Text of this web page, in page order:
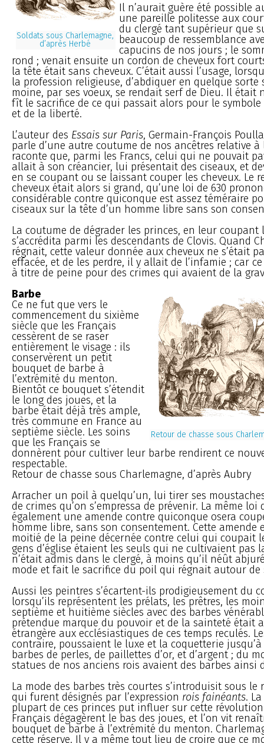
Soldats sous Charlemagne,
d’après Herbé
Il n’aurait guère été possible
une pareille politesse aux
du clergé tant supérieur que
beaucoup de ressemblance
capucins de nos jours ; le
rond ; venait ensuite un cordon de cheveux fort
la tête était sans cheveux. C’était aussi l’usage,
la profession religieuse, d’abdiquer en quelque sorte
moine, par ses voeux, se rendait serf de Dieu. Il était
fît le sacrifice de ce qui passait alors pour le
et de la liberté.
L’auteur des Essais sur Paris, Germain-François
parle d’une autre coutume de nos ancêtres relative
raconte que, parmi les Francs, celui qui ne pouvait
allait à son créancier, lui présentait des ciseaux, et
en se coupant ou se laissant couper les cheveux. Le
cheveux était alors si grand, qu’une loi de 630
considérable contre quiconque est assez téméraire
ciseaux sur la tête d’un homme libre sans son
La coutume de dégrader les princes, en leur coupant
s’accrédita parmi les descendants de Clovis. Quand
régnait, cette valeur donnée aux cheveux ne s’était
effacée, et de les perdre, il y allait de l’infamie ; car
à titre de peine pour des crimes qui avaient de la
Retour de chasse sous
Barbe
Ce ne fut que vers le
commencement du sixième
siècle que les Français
cessèrent de se raser
entièrement le visage : ils
conservèrent un petit
bouquet de barbe à
l’extrémité du menton.
Bientôt ce bouquet s’étendit
le long des joues, et la
barbe était déjà très ample,
très commune en France au
septième siècle. Les soins
que les Français se
donnèrent pour cultiver leur barbe rendirent ce
respectable.
Retour de chasse sous Charlemagne, d’après Aubry
Arracher un poil à quelqu’un, lui tirer ses
de crimes qu’on s’empressa de prévenir. La même loi
également une amende contre quiconque osera
homme libre, sans son consentement. Cette amende
moitié de la peine décernée contre celui qui coupait
gens d’église étaient les seuls qui ne cultivaient pas
n’était admis dans le clergé, à moins qu’il néût
mode et fait le sacrifice du poil qui régnait autour de
Aussi les peintres s’écartent-ils prodigieusement du
lorsqu’ils représentent les prélats, les prêtres, les
septième et huitième siècles avec des barbes
prétendue marque du pouvoir et de la sainteté était
étrangère aux ecclésiastiques de ces temps reculés.
contraire, poussaient le luxe et la coquetterie
barbes de perles, de paillettes d’or, et d’argent ; du
statues de nos anciens rois avaient des barbes ainsi
La mode des barbes très courtes s’introduisit sous le
qui furent désignés par l’expression rois fainéants.
plupart de ces princes put influer sur cette
Français dégagèrent le bas des joues, et l’on vit
bouquet de barbe à l’extrémité du menton.
cette réserve. Il y a même tout lieu de croire que ce